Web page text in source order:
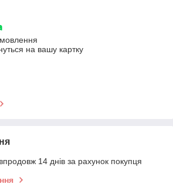
на вашу картку
14 днів за рахунок покупця